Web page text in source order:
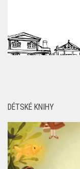
DÉTSKÉ KNIHY